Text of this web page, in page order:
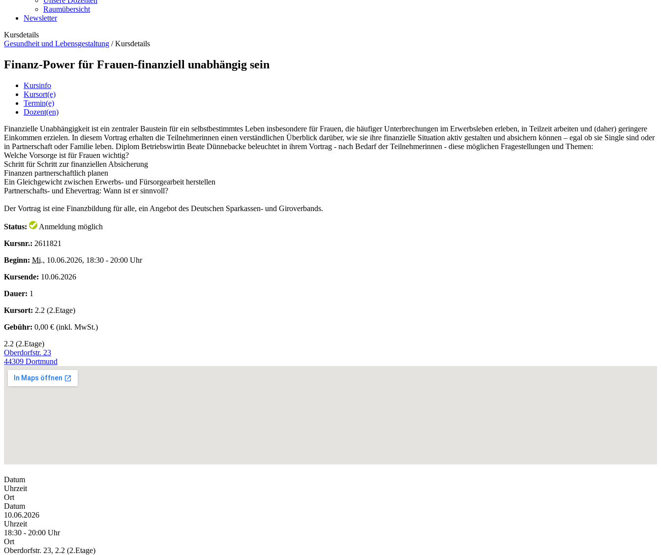
Raumübersicht
Newsletter
Kursdetails
Gesundheit und Lebensgestaltung /Kursdetails
Finanz-Power für Frauen-finanziell unabhängig sein
Kursinfo
Kursort(e)
Termin(e)
Dozent(en)
Finanzielle Unabhängigkeit ist ein zentraler Baustein für ein selbstbestimmtes Leben insbesondere für Frauen, die häufiger Unterbrechungen im Erwerbsleben erleben, in Teilzeit arbeiten und (daher) geringere
Einkommen erzielen. In diesem Vortrag erhalten die Teilnehmerinnen einen verständlichen Überblick darüber, wie sie ihre finanzielle Situation aktiv gestalten und absichern können – egal ob sie Single sind oder
in Partnerschaft oder Familie leben. Diplom Betriebswirtin Beate Dünnebacke beleuchtet in ihrem Vortrag - nach Bedarf der Teilnehmerinnen - diese möglichen Fragestellungen und Themen:
Welche Vorsorge ist für Frauen wichtig?
Schritt für Schritt zur finanziellen Absicherung
Finanzen partnerschaftlich planen
Ein Gleichgewicht zwischen Erwerbs- und Fürsorgearbeit herstellen
Partnerschafts- und Ehevertrag: Wann ist er sinnvoll?
Der Vortrag ist eine Finanzbildung für alle, ein Angebot des Deutschen Sparkassen- und Giroverbands.
Status:
Anmeldung möglich
Kursnr.: 2611821
Beginn: Mi., 10.06.2026, 18:30 - 20:00 Uhr
Kursende: 10.06.2026
Dauer: 1
Kursort: 2.2 (2.Etage)
Gebühr: 0,00 € (inkl. MwSt.)
2.2 (2.Etage)
Oberdorfstr. 23
44309 Dortmund
Datum
Uhrzeit
Ort
Datum
10.06.2026
Uhrzeit
18:30 - 20:00 Uhr
Ort
Oberdorfstr. 23, 2.2 (2.Etage)